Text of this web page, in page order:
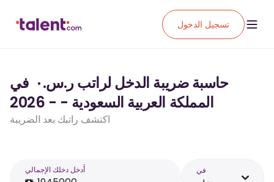
تسجيل الدخول
حاسبة ضريبة الدخل لراتب ر.س.‏٠ ‏ في
المملكة العربية السعودية - - 2026
اكتشف راتبك بعد الضريبة
أَدخل دخلك الإجمالي في